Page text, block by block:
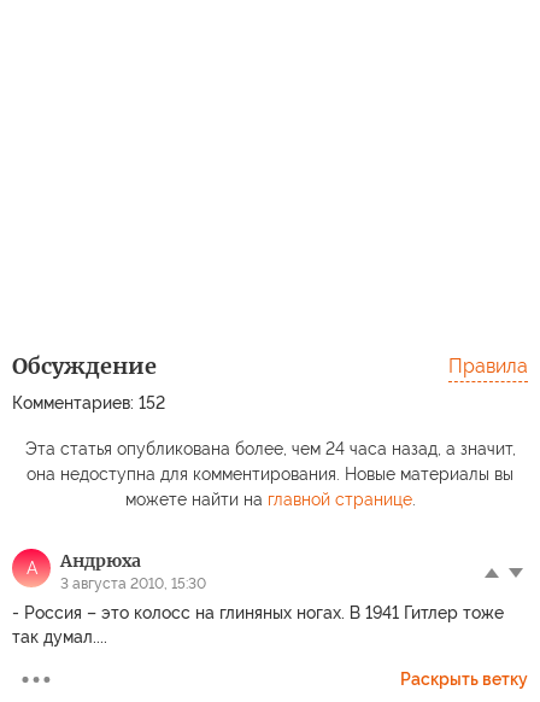
Обсуждение
Комментариев: 152
Правила
Эта статья опубликована более, чем 24 часа назад, а значит,
она недоступна для комментирования. Новые материалы вы
можете найти на главной странице.
А Андрюха
3 августа 2010, 15:30
- Россия – это колосс на глиняных ногах. В 1941 Гитлер тоже
так думал....
Раскрыть ветку